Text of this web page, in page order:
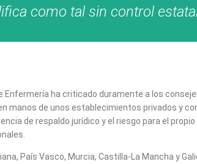
como tal sin control
Enfermería ha criticado duramente a los
manos de unos establecimientos privados y
de respaldo jurídico y el riesgo para el
País Vasco, Murcia, Castilla-La Mancha y